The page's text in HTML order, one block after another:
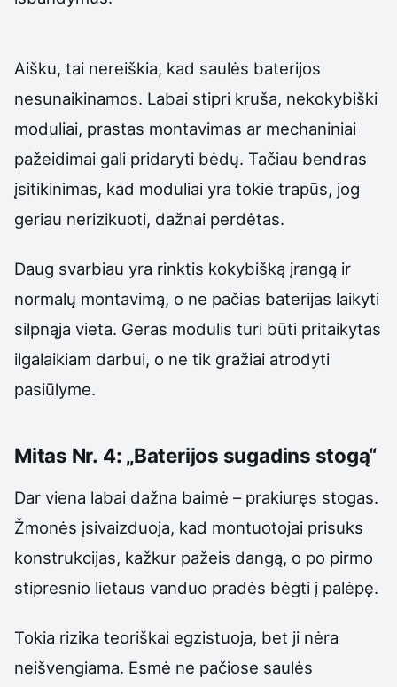
Aišku, tai nereiškia, kad saulės baterijos
nesunaikinamos. Labai stipri kruša, nekokybiški
moduliai, prastas montavimas ar mechaniniai
pažeidimai gali pridaryti bėdų. Tačiau bendras
įsitikinimas, kad moduliai yra tokie trapūs, jog
geriau nerizikuoti, dažnai perdėtas.
Daug svarbiau yra rinktis kokybišką įrangą ir
normalų montavimą, o ne pačias baterijas laikyti
silpnąja vieta. Geras modulis turi būti pritaikytas
ilgalaikiam darbui, o ne tik gražiai atrodyti
pasiūlyme.
Mitas Nr. 4: „Baterijos sugadins stogą“
Dar viena labai dažna baimė – prakiuręs stogas.
Žmonės įsivaizduoja, kad montuotojai prisuks
konstrukcijas, kažkur pažeis dangą, o po pirmo
stipresnio lietaus vanduo pradės bėgti į palėpę.
Tokia rizika teoriškai egzistuoja, bet ji nėra
neišvengiama. Esmė ne pačiose saulės